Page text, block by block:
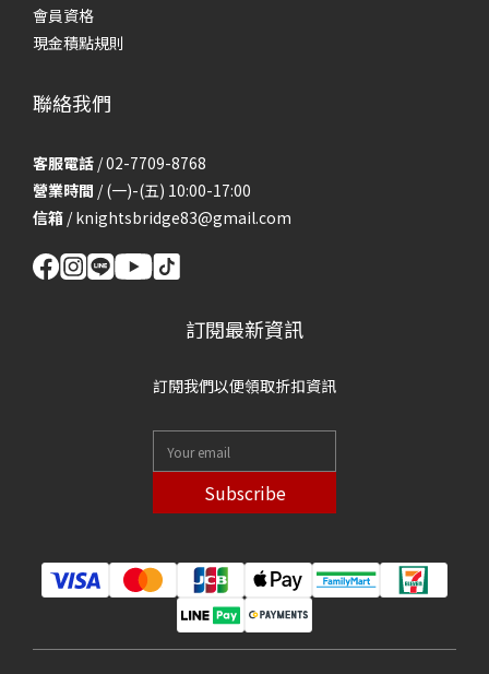
會員資格
現金積點規則
聯絡我們
客服電話 / 02-7709-8768
營業時間 / (一)-(五) 10:00-17:00
信箱 /knightsbridge83@gmail.com
訂閱最新資訊
訂閱我們以便領取折扣資訊
Subscribe